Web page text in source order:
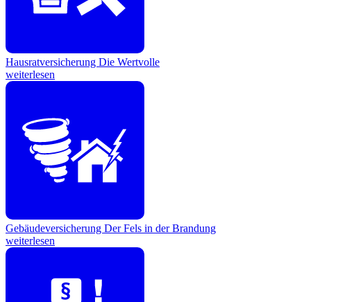
Hausratversicherung Die Wertvolle
weiterlesen
Gebäudeversicherung Der Fels in der Brandung
weiterlesen